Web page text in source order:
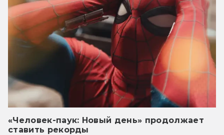
«Человек-паук: Новый день» продолжает
ставить рекорды